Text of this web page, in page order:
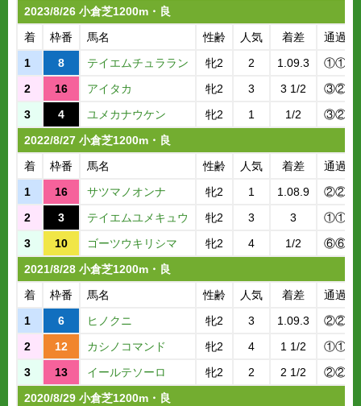
2023/8/26 小倉芝1200m・良
着
枠番 馬名 性齢 人気 着差
通過順
1
8 テイエムチュララン 牝2 2 1.09.3
①①
2
16 アイタカ 牝2 3 3 1/2
③②
3
4 ユメカナウケン 牝2 1 1/2
③②
2022/8/27 小倉芝1200m・良
着
枠番 馬名 性齢 人気 着差
通過順
1
16 サツマノオンナ 牝2 1 1.08.9
②②
2
3 テイエムユメキュウ 牝2 3 3
①①
3
10 ゴーツウキリシマ 牝2 4 1/2
⑥⑥
2021/8/28 小倉芝1200m・良
着
枠番 馬名 性齢 人気 着差
通過順
1
6 ヒノクニ 牝2 3 1.09.3
②②
2
12 カシノコマンド 牝2 4 1 1/2
①①
3
13 イールテソーロ 牝2 2 2 1/2
②②
2020/8/29 小倉芝1200m・良